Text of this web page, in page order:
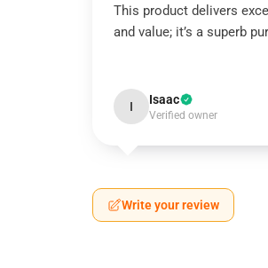
This product delivers
and value; it’s a superb
I Isaac
Verified owner
Write your review